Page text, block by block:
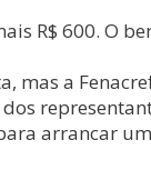
R$ 600. O
mas a
arrancar